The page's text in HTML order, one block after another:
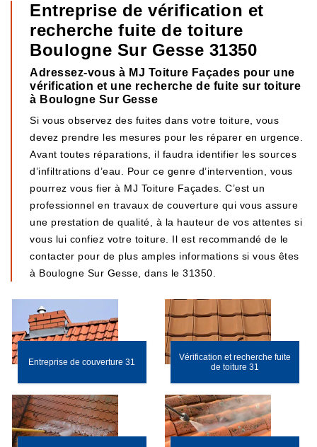
Entreprise de vérification et
recherche fuite de toiture
Boulogne Sur Gesse 31350
Adressez-vous à MJ Toiture Façades pour une
vérification et une recherche de fuite sur toiture
à Boulogne Sur Gesse
Si vous observez des fuites dans votre toiture, vous
devez prendre les mesures pour les réparer en urgence.
Avant toutes réparations, il faudra identifier les sources
d’infiltrations d’eau. Pour ce genre d’intervention, vous
pourrez vous fier à MJ Toiture Façades. C’est un
professionnel en travaux de couverture qui vous assure
une prestation de qualité, à la hauteur de vos attentes si
vous lui confiez votre toiture. Il est recommandé de le
contacter pour de plus amples informations si vous êtes
à Boulogne Sur Gesse, dans le 31350.
Entreprise de couverture 31
Vérification et recherche fuite
de toiture 31